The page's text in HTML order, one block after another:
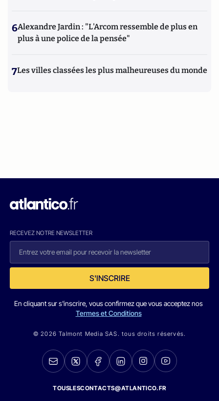
6Alexandre Jardin : "L'Arcom ressemble de plus en
plus à une police de la pensée"
7Les villes classées les plus malheureuses du monde
RECEVEZ NOTRE NEWSLETTER
S'INSCRIRE
En cliquant sur s'inscrire, vous confirmez que vous acceptez nos
Termes et Conditions
© 2026 Talmont Media SAS. tous droits réservés.
TOUSLESCONTACTS@ATLANTICO.FR